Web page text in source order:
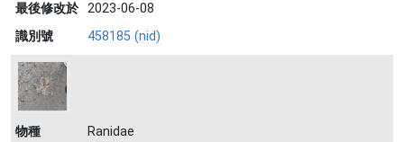
最後修改於 2023-06-08
識別號
458185 (nid)
物種
Ranidae